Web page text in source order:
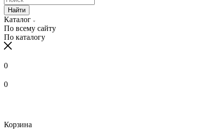
Найти
Каталог
По всему сайту
По каталогу
0
0
Корзина